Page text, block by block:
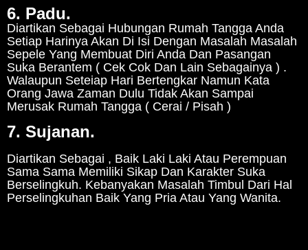
6. Padu.
Diartikan Sebagai Hubungan Rumah Tangga Anda
Setiap Harinya Akan Di Isi Dengan Masalah Masalah
Sepele Yang Membuat Diri Anda Dan Pasangan
Suka Berantem ( Cek Cok Dan Lain Sebagainya ) .
Walaupun Seteiap Hari Bertengkar Namun Kata
Orang Jawa Zaman Dulu Tidak Akan Sampai
Merusak Rumah Tangga ( Cerai / Pisah )
7. Sujanan.
Diartikan Sebagai , Baik Laki Laki Atau Perempuan
Sama Sama Memiliki Sikap Dan Karakter Suka
Berselingkuh. Kebanyakan Masalah Timbul Dari Hal
Perselingkuhan Baik Yang Pria Atau Yang Wanita.